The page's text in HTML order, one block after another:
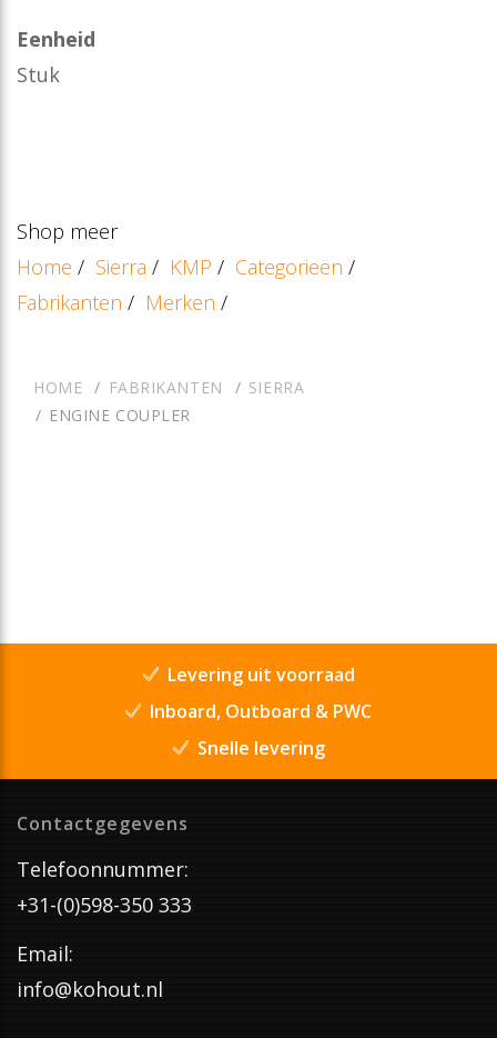
Eenheid
Stuk
Shop meer
Home / Sierra / KMP / Categorieën /
Fabrikanten / Merken /
HOME FABRIKANTEN
SIERRA
ENGINE COUPLER
Levering uit voorraad
Inboard, Outboard & PWC
Snelle levering
Contactgegevens
Telefoonnummer:
+31-(0)598-350 333
Email:
info@kohout.nl